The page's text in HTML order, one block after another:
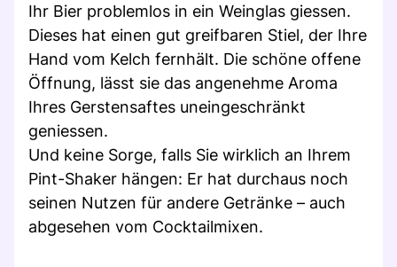
Ihr Bier problemlos in ein Weinglas giessen.
Dieses hat einen gut greifbaren Stiel, der Ihre
Hand vom Kelch fernhält. Die schöne offene
Öffnung, lässt sie das angenehme Aroma
Ihres Gerstensaftes uneingeschränkt
geniessen.
Und keine Sorge, falls Sie wirklich an Ihrem
Pint-Shaker hängen: Er hat durchaus noch
seinen Nutzen für andere Getränke – auch
abgesehen vom Cocktailmixen.